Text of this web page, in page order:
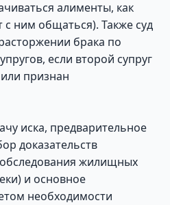
алименты, как
с ним общаться). Также суд
брака по
если второй супруг
или признан
иска, предварительное
доказательств
обследования жилищных
и основное
необходимости